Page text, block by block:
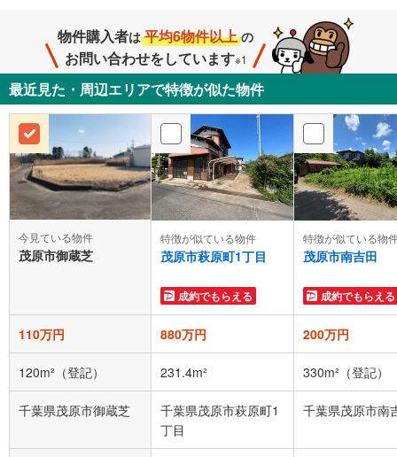
物件購入者は 平均6物件以上 の
お問い合わせをしています※1
最近見た・周辺エリアで特徴が似た物件
今見ている物件
茂原市御蔵芝
特徴が似ている物件
茂原市萩原町1丁目
成約でもらえる
特徴が似ている物
茂原市南吉田
成約でもらえる
110万円 880万円 200万円
120m²（登記） 231.4m² 330m²（登記）
千葉県茂原市御蔵芝
千葉県茂原市萩原町1
丁目
千葉県茂原市南